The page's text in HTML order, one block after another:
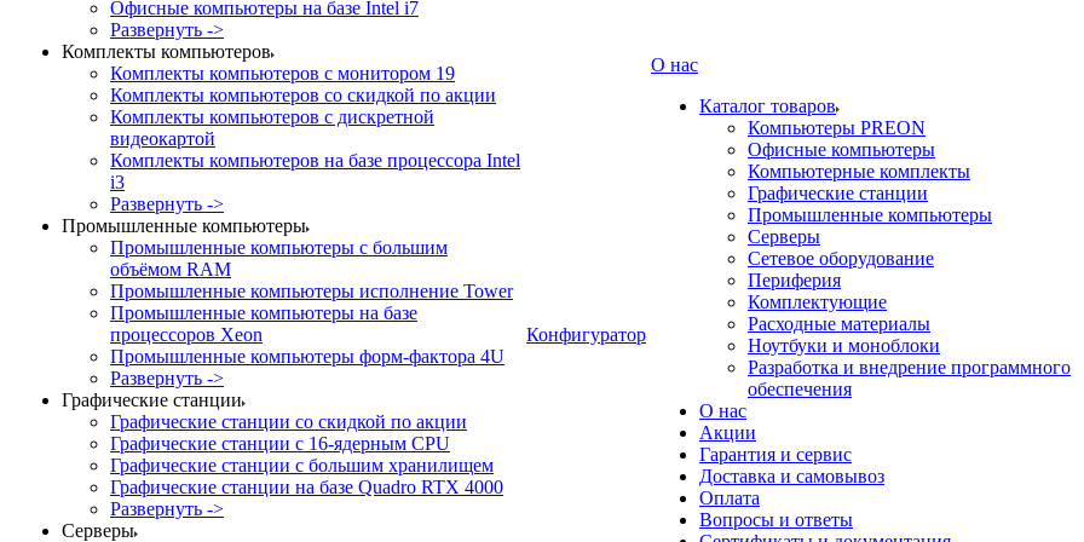
Офисные компьютеры на базе Intel i7
Развернуть ->
Комплекты компьютеров
Комплекты компьютеров с монитором 19
Комплекты компьютеров со скидкой по акции
Комплекты компьютеров с дискретной
видеокартой
Комплекты компьютеров на базе процессора Intel
i3
Развернуть ->
Промышленные компьютеры
Промышленные компьютеры с большим
объёмом RAM
Промышленные компьютеры исполнение Tower
Промышленные компьютеры на базе
процессоров Xeon
Промышленные компьютеры форм-фактора 4U
Развернуть ->
Графические станции
Графические станции со скидкой по акции
Графические станции с 16-ядерным CPU
Графические станции с большим хранилищем
Графические станции на базе Quadro RTX 4000
Развернуть ->
Серверы
Конфигуратор
О нас
Каталог товаров
Компьютеры PREON
Офисные компьютеры
Компьютерные комплекты
Графические станции
Промышленные компьютеры
Серверы
Сетевое оборудование
Периферия
Комплектующие
Расходные материалы
Ноутбуки и моноблоки
Разработка и внедрение программного
обеспечения
О нас
Акции
Гарантия и сервис
Доставка и самовывоз
Оплата
Вопросы и ответы